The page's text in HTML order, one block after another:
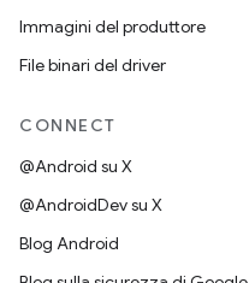
Immagini del produttore
File binari del driver
CONNECT
@Android su X
@AndroidDev su X
Blog Android